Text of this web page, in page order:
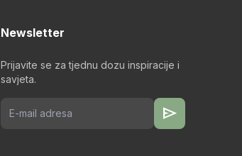
Newsletter
Prijavite se za tjednu dozu inspiracije i
savjeta.
send